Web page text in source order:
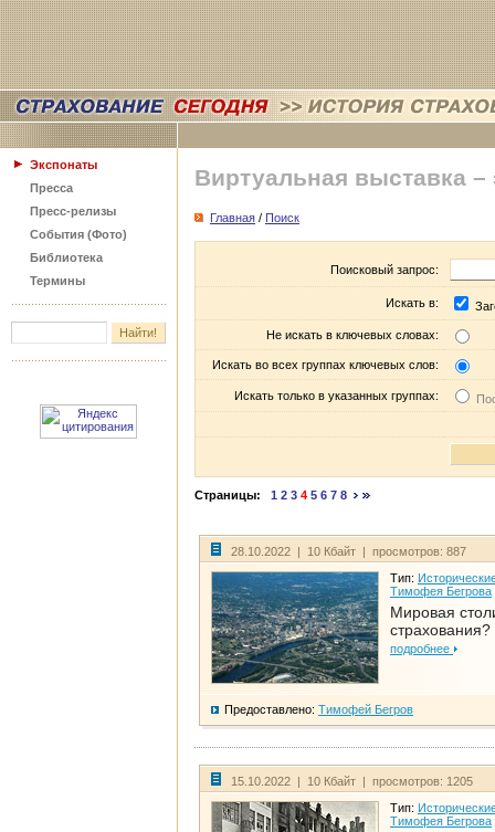
Экспонаты
Пресса
Пресс-релизы
События (Фото)
Библиотека
Термины
Виртуальная выставка –
Главная / Поиск
Поисковый запрос:
Искать в:
Не искать в ключевых словах:
Искать во всех группах ключевых слов:
Искать только в указанных группах:
Страницы: 1 2 3 4 5 6 7 8
28.10.2022 | 10 Кбайт | просмотров: 887
Тип:
Тимофея Бегрова
Мировая
страхования?
подробнее
Предоставлено: Тимофей Бегров
15.10.2022 | 10 Кбайт | просмотров: 1205
Тип:
Тимофея Бегрова